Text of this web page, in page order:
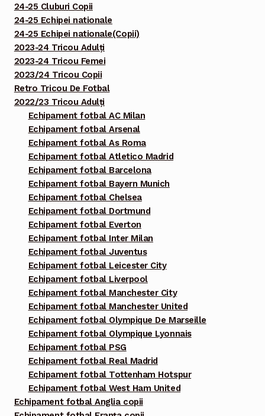
24-25 Cluburi Copii
24-25 Echipei nationale
24-25 Echipei nationale(Copii)
2023-24 Tricou Adulți
2023-24 Tricou Femei
2023/24 Tricou Copii
Retro Tricou De Fotbal
2022/23 Tricou Adulți
Echipament fotbal AC Milan
Echipament fotbal Arsenal
Echipament fotbal As Roma
Echipament fotbal Atletico Madrid
Echipament fotbal Barcelona
Echipament fotbal Bayern Munich
Echipament fotbal Chelsea
Echipament fotbal Dortmund
Echipament fotbal Everton
Echipament fotbal Inter Milan
Echipament fotbal Juventus
Echipament fotbal Leicester City
Echipament fotbal Liverpool
Echipament fotbal Manchester City
Echipament fotbal Manchester United
Echipament fotbal Olympique De Marseille
Echipament fotbal Olympique Lyonnais
Echipament fotbal PSG
Echipament fotbal Real Madrid
Echipament fotbal Tottenham Hotspur
Echipament fotbal West Ham United
Echipament fotbal Anglia copii